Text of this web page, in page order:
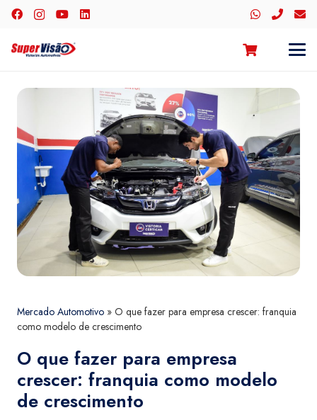
Mercado Automotivo » O que fazer para empresa crescer: franquia
como modelo de crescimento
O que fazer para empresa
crescer: franquia como modelo
de crescimento